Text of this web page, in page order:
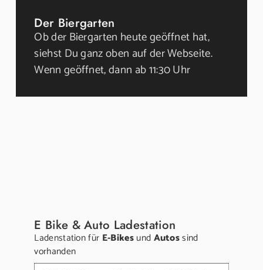
Der Biergarten
Ob der Biergarten heute geöffnet hat,
siehst Du ganz oben auf der Webseite.
Wenn geöffnet, dann ab 11:30 Uhr
E Bike & Auto Ladestation
Ladenstation für E-Bikesund Autossind
vorhanden